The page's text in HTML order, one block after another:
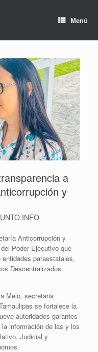
Menú
a
y
Anticorrupción y
Poder Ejecutivo que
paraestatales,
Descentralizados
Melo, secretaria
se fortalece la
autoridades garantes
información de las y los
Judicial y